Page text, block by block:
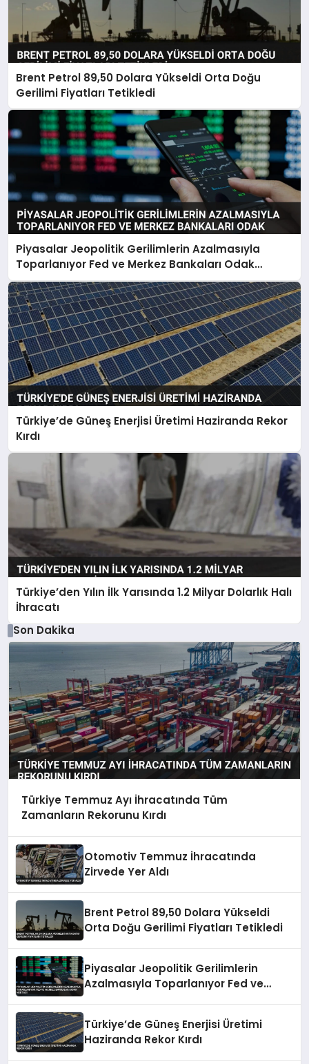
Brent Petrol 89,50 Dolara Yükseldi Orta Doğu
Gerilimi Fiyatları Tetikledi
Piyasalar Jeopolitik Gerilimlerin Azalmasıyla
Toparlanıyor Fed ve Merkez Bankaları Odak
Noktası
Türkiye’de Güneş Enerjisi Üretimi Haziranda Rekor
Kırdı
Türkiye’den Yılın İlk Yarısında 1.2 Milyar Dolarlık Halı
İhracatı
Son Dakika
Türkiye Temmuz Ayı İhracatında Tüm
Zamanların Rekorunu Kırdı
Otomotiv Temmuz İhracatında
Zirvede Yer Aldı
Brent Petrol 89,50 Dolara Yükseldi
Orta Doğu Gerilimi Fiyatları Tetikledi
Piyasalar Jeopolitik Gerilimlerin
Azalmasıyla Toparlanıyor Fed ve
Türkiye’de Güneş Enerjisi Üretimi
Haziranda Rekor Kırdı